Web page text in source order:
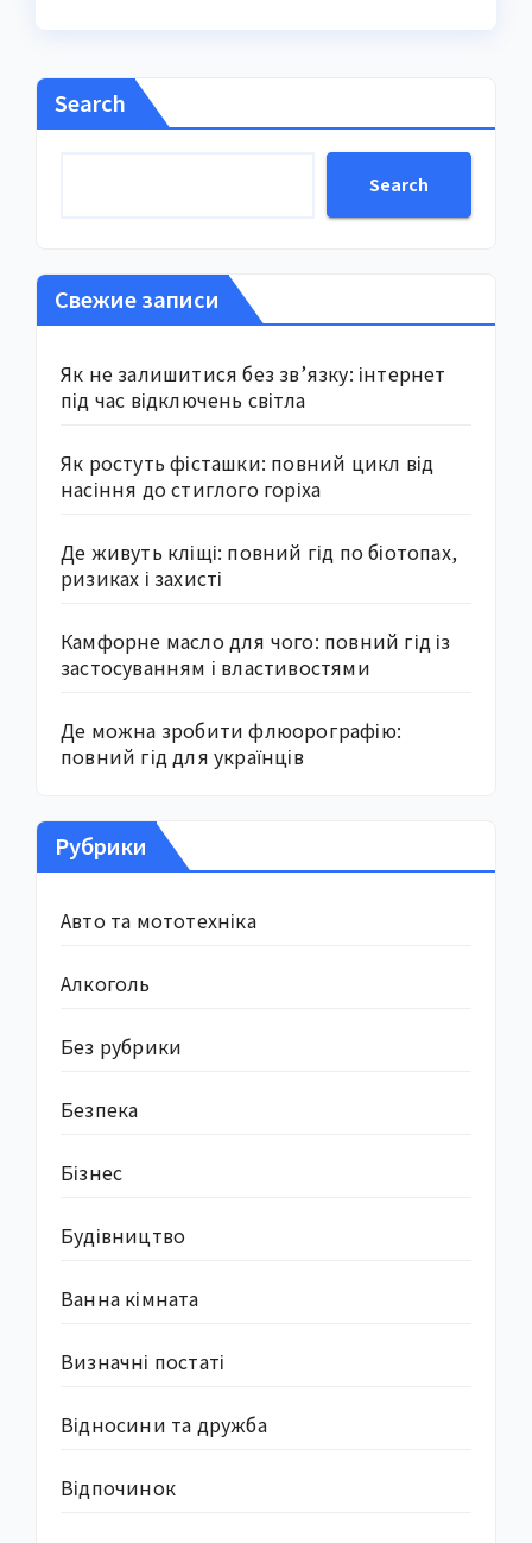
Search
Search
Свежие записи
Як не залишитися без зв’язку: інтернет
під час відключень світла
Як ростуть фісташки: повний цикл від
насіння до стиглого горіха
Де живуть кліщі: повний гід по біотопах,
ризиках і захисті
Камфорне масло для чого: повний гід із
застосуванням і властивостями
Де можна зробити флюорографію:
повний гід для українців
Рубрики
Авто та мототехніка
Алкоголь
Без рубрики
Безпека
Бізнес
Будівництво
Ванна кімната
Визначні постаті
Відносини та дружба
Відпочинок